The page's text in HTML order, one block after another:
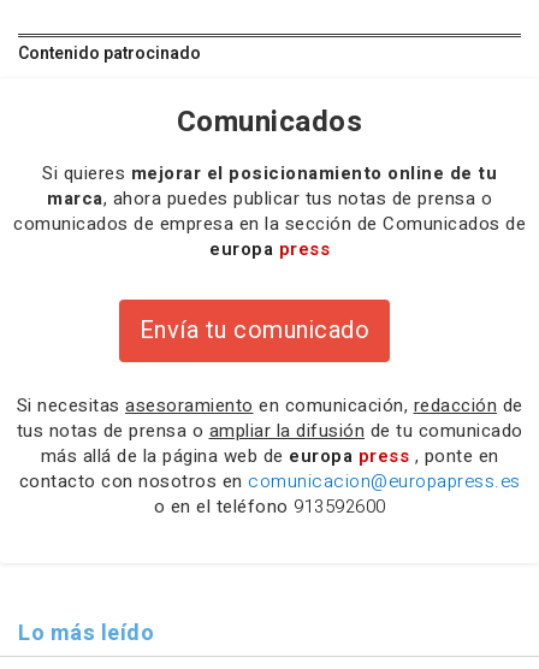
Contenido patrocinado
Comunicados
Si quieres mejorar el posicionamiento online de tu
marca, ahora puedes publicar tus notas de prensa o
comunicados de empresa en la sección de Comunicados de
europa press
Envía tu comunicado
Si necesitas asesoramiento en comunicación, redacción de
tus notas de prensa o ampliar la difusión de tu comunicado
más allá de la página web de europa press , ponte en
contacto con nosotros en comunicacion@europapress.es
o en el teléfono 913592600
Lo más leído